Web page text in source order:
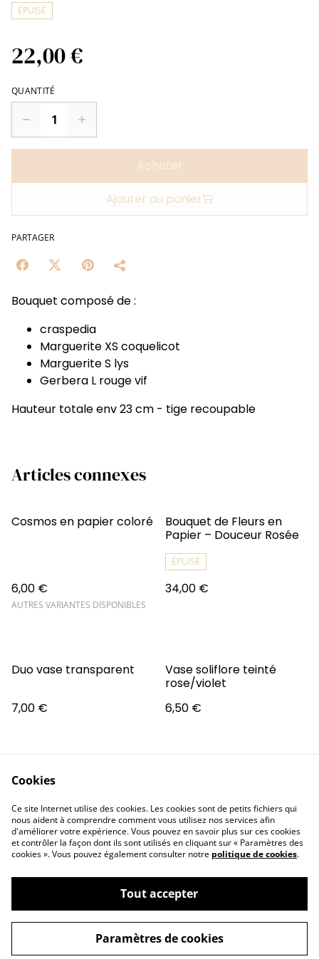
ÉPUISÉ
22,00 €
QUANTITÉ
Acheter
Ajouter au panier
PARTAGER
Bouquet composé de :
craspedia
Marguerite XS coquelicot
Marguerite S lys
Gerbera L rouge vif
Hauteur totale env 23 cm - tige recoupable
Articles connexes
Cosmos en papier coloré
6,00 €
AUTRES VARIANTES DISPONIBLES
Bouquet de Fleurs en
Papier – Douceur Rosée
ÉPUISÉ
34,00 €
Duo vase transparent
7,00 €
Vase soliflore teinté
rose/violet
6,50 €
Contactez-nous
Conditions
Générales
confidentialité
Cookies
Ce site Internet utilise des cookies. Les cookies sont de petits fichiers qui
nous aident à comprendre comment vous utilisez nos services afin
d'améliorer votre expérience. Vous pouvez en savoir plus sur ces cookies
et contrôler la façon dont ils sont utilisés en cliquant sur « Paramètres des
cookies ». Vous pouvez également consulter notre politique de cookies.
Tout accepter
Paramètres de cookies